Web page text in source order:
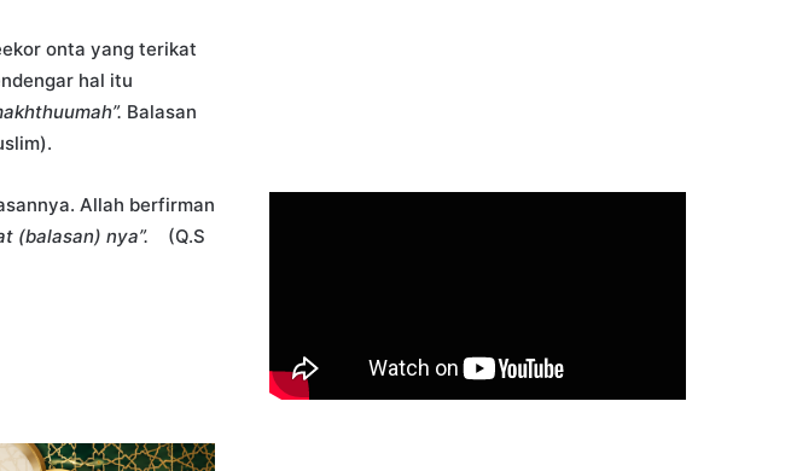
onta yang terikat
hal itu
Balasan
Allah berfirman
(balasan) nya”. (Q.S